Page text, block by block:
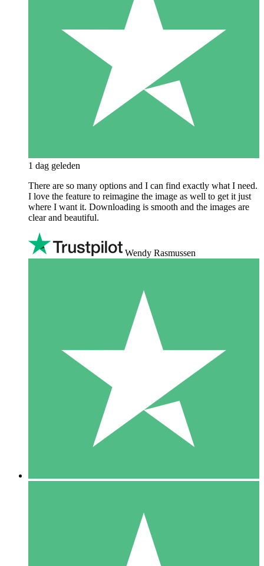
1 dag geleden
There are so many options and I can find exactly what I need.
I love the feature to reimagine the image as well to get it just
where I want it. Downloading is smooth and the images are
clear and beautiful.
Wendy Rasmussen